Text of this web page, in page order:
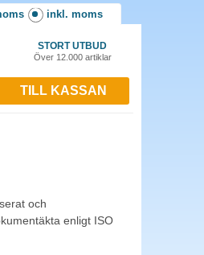
inkl. moms
STORT UTBUD
Över 12.000 artiklar
TILL KASSAN
och
enligt ISO